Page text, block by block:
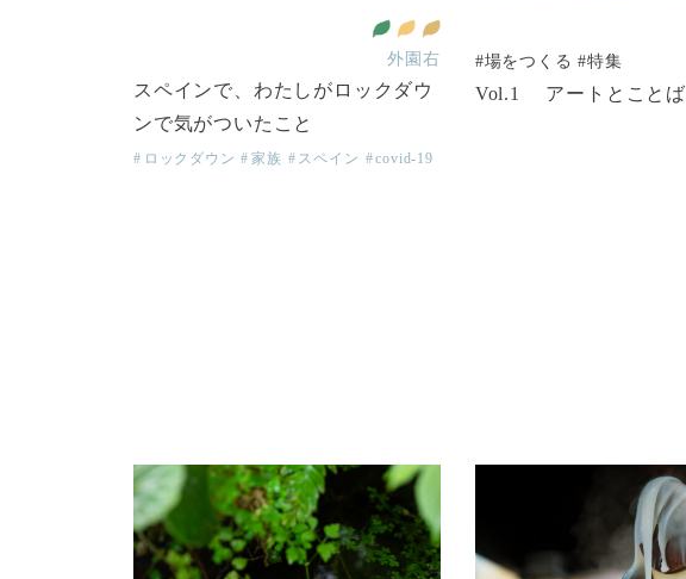
外園右
スペインで、わたしがロックダウ
ンで気がついたこと
ロックダウン 家族 スペイン covid-19
#場をつくる #特集
Vol.1 アートとことば
全ての人に健康と福祉を
働きがいも 経済成長も
平和と公正をすべての人に